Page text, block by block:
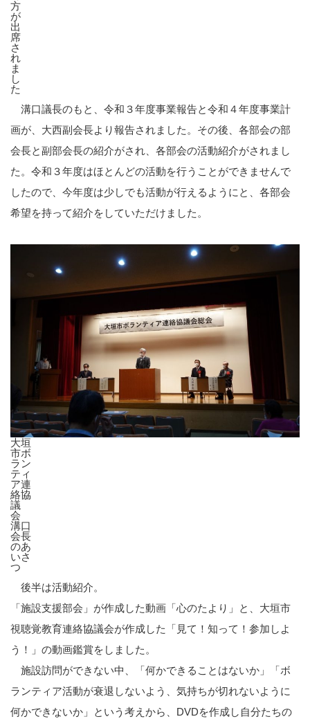
方
が
出
席
さ
れ
ま
し
た
溝口議長のもと、令和３年度事業報告と令和４年度事業計
画が、大西副会長より報告されました。その後、各部会の部
会長と副部会長の紹介がされ、各部会の活動紹介がされまし
た。令和３年度はほとんどの活動を行うことができませんで
したので、今年度は少しでも活動が行えるようにと、各部会
希望を持って紹介をしていただけました。
大垣
市ボ
ラン
ティ
ア連
絡協
議
会
溝口
会長
のあ
いさ
つ
後半は活動紹介。
「施設支援部会」が作成した動画「心のたより」と、大垣市
視聴覚教育連絡協議会が作成した「見て！知って！参加しよ
う！」の動画鑑賞をしました。
施設訪問ができない中、「何かできることはないか」「ボ
ランティア活動が衰退しないよう、気持ちが切れないように
何かできないか」という考えから、DVDを作成し自分たちの